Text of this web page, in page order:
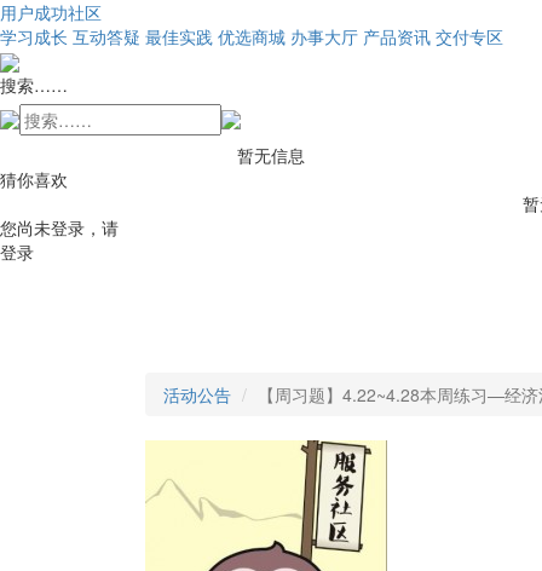
用户成功社区
学习成长 互动答疑 最佳实践 优选商城 办事大厅 产品资讯 交付专区
搜索……
暂无信息
猜你喜欢
您尚未登录，请
登录
活动公告 【周习题】4.22~4.28本周练习—经